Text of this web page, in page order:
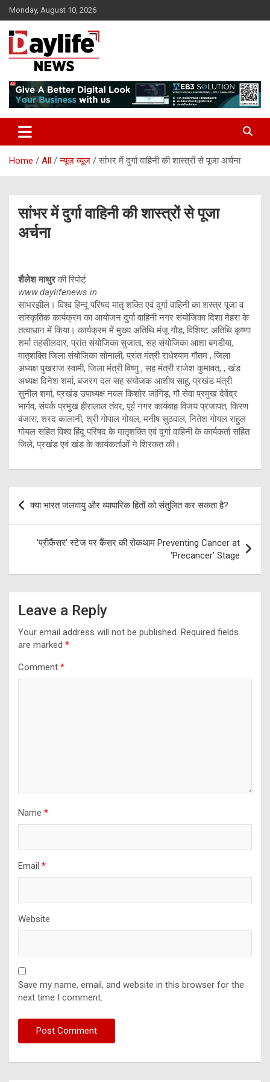
Skip
to
content
Monday, August 10, 2026
daylifenews
Home All न्यूज़ व्यूज सांभर में दुर्गा वाहिनी की शास्त्रों से पूजा अर्चना
सांभर में दुर्गा वाहिनी की शास्त्रों से पूजा
अर्चना
शैलेश माथुरकी रिपोर्ट
www.daylifenews.in
सांभरझील। विश्व हिन्दू परिषद मातृ शक्ति एवं दुर्गा वाहिनी का शस्त्र पूजा व
सांस्कृतिक कार्यक्रम का आयोजन दुर्गा वाहिनी नगर संयोजिका दिशा मेहरा के
तत्वाधान में किया। कार्यक्रम में मुख्य अतिथि मंजू गौड़, विशिष्ट अतिथि कृष्णा
शर्मा तहसीलदार, प्रांत संयोजिका सुजाता, सह संयोजिका आशा बगडीया,
मातृशक्ति जिला संयोजिका सोनाली, प्रांत मंत्री राधेश्याम गौतम , जिला
अध्यक्ष पुखराज स्वामी, जिला मंत्री विष्णु , सह मंत्री राजेश कुमावत, , खंड
अध्यक्ष दिनेश शर्मा, बजरंग दल सह संयोजक आशीष साहू, प्रखंड मंत्री
सुनील शर्मा, प्रखंड उपाध्यक्ष नवल किशोर जांगिड़, गौ सेवा प्रमुख देवेंद्र
भार्गव, संपर्क प्रमुख हीरालाल तंवर, पूर्व नगर कार्यवाह विजय प्रजापत, किरण
बंजारा, शरद कालानी, श्री गोपाल गोयल, मनीष सुठवाल, नितेश गोयल राहुल
गोयल सहित विश्व हिंदू परिषद के मातृशक्ति एवं दुर्गा वाहिनी के कार्यकर्ता सहित
जिले, प्रखंड एवं खंड के कार्यकर्ताओं ने शिरकत की।
Post
navigation
क्या भारत जलवायु और व्यापारिक हितों को संतुलित कर सकता है?
‘प्रीकैंसर’ स्टेज पर कैंसर की रोकथाम Preventing Cancer at
‘Precancer’ Stage
Leave a Reply
Your email address will not be published. Required fields
are marked *
Comment *
Name *
Email *
Website
Save my name, email, and website in this browser for the
next time I comment.